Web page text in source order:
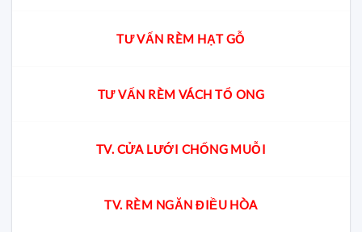
TƯ VẤN RÈM HẠT GỖ
TƯ VẤN RÈM VÁCH TỔ ONG
TV. CỬA LƯỚI CHỐNG MUỖI
TV. RÈM NGĂN ĐIỀU HÒA